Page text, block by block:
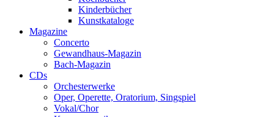
Kinderbücher
Kunstkataloge
Magazine
Concerto
Gewandhaus-Magazin
Bach-Magazin
CDs
Orchesterwerke
Oper, Operette, Oratorium, Singspiel
Vokal/Chor